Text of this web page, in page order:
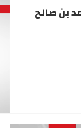
بن صالح